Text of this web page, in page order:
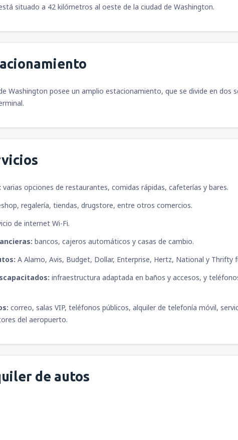
situado a 42 kilómetros al oeste de la ciudad de Washington.
Washington posee un amplio estacionamiento, que se divide en
varias opciones de restaurantes, comidas rápidas, cafeterías y bares.
regalería, tiendas, drugstore, entre otros comercios.
de internet Wi-Fi.
bancos, cajeros automáticos y casas de cambio.
A Alamo, Avis, Budget, Dollar, Enterprise, Hertz, National y Thrifty
infraestructura adaptada en baños y accesos, y
correo, salas VIP, teléfonos públicos, alquiler de telefonía móvil,
del aeropuerto.
de autos